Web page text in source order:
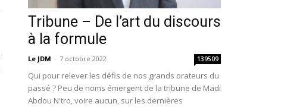
Tribune – De l’art du discours
à la formule
Le JDM - 7 octobre 2022 139509
Qui pour relever les défis de nos grands orateurs du
passé ? Peu de noms émergent de la tribune de Madi
Abdou N'tro, voire aucun, sur les dernières